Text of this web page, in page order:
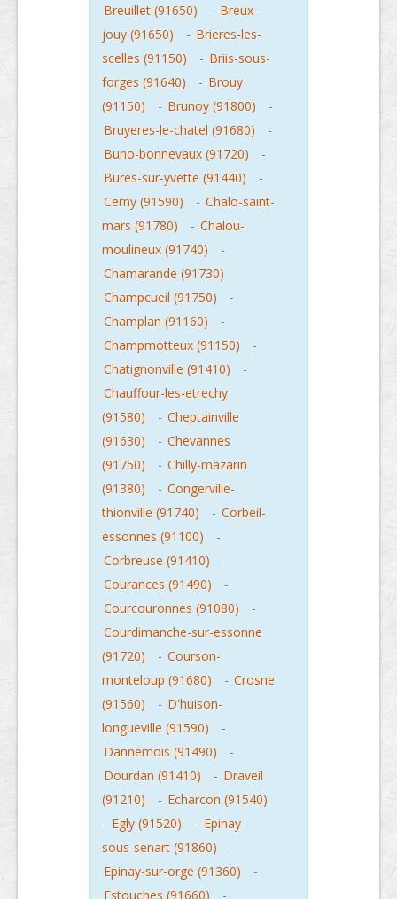
Breuillet (91650)
- Breux-
jouy (91650)
- Brieres-les-
scelles (91150)
- Briis-sous-
forges (91640)
- Brouy
(91150)
- Brunoy (91800)
-
Bruyeres-le-chatel (91680)
-
Buno-bonnevaux (91720)
-
Bures-sur-yvette (91440)
-
Cerny (91590)
- Chalo-saint-
mars (91780)
- Chalou-
moulineux (91740)
-
Chamarande (91730)
-
Champcueil (91750)
-
Champlan (91160)
-
Champmotteux (91150)
-
Chatignonville (91410)
-
Chauffour-les-etrechy
(91580)
- Cheptainville
(91630)
- Chevannes
(91750)
- Chilly-mazarin
(91380)
- Congerville-
thionville (91740)
- Corbeil-
essonnes (91100)
-
Corbreuse (91410)
-
Courances (91490)
-
Courcouronnes (91080)
-
Courdimanche-sur-essonne
(91720)
- Courson-
monteloup (91680)
- Crosne
(91560)
- D'huison-
longueville (91590)
-
Dannemois (91490)
-
Dourdan (91410)
- Draveil
(91210)
- Echarcon (91540)
- Egly (91520) - Epinay-
sous-senart (91860)
-
Epinay-sur-orge (91360)
-
Estouches (91660)
-